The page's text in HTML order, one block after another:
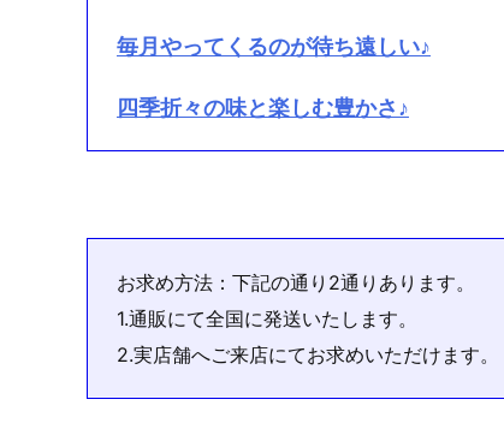
毎月やってくるのが待ち遠しい♪
四季折々の味と楽しむ豊かさ♪
お求め方法：下記の通り2通りあります。
1.通販にて全国に発送いたします。
2.実店舗へご来店にてお求めいただけます。